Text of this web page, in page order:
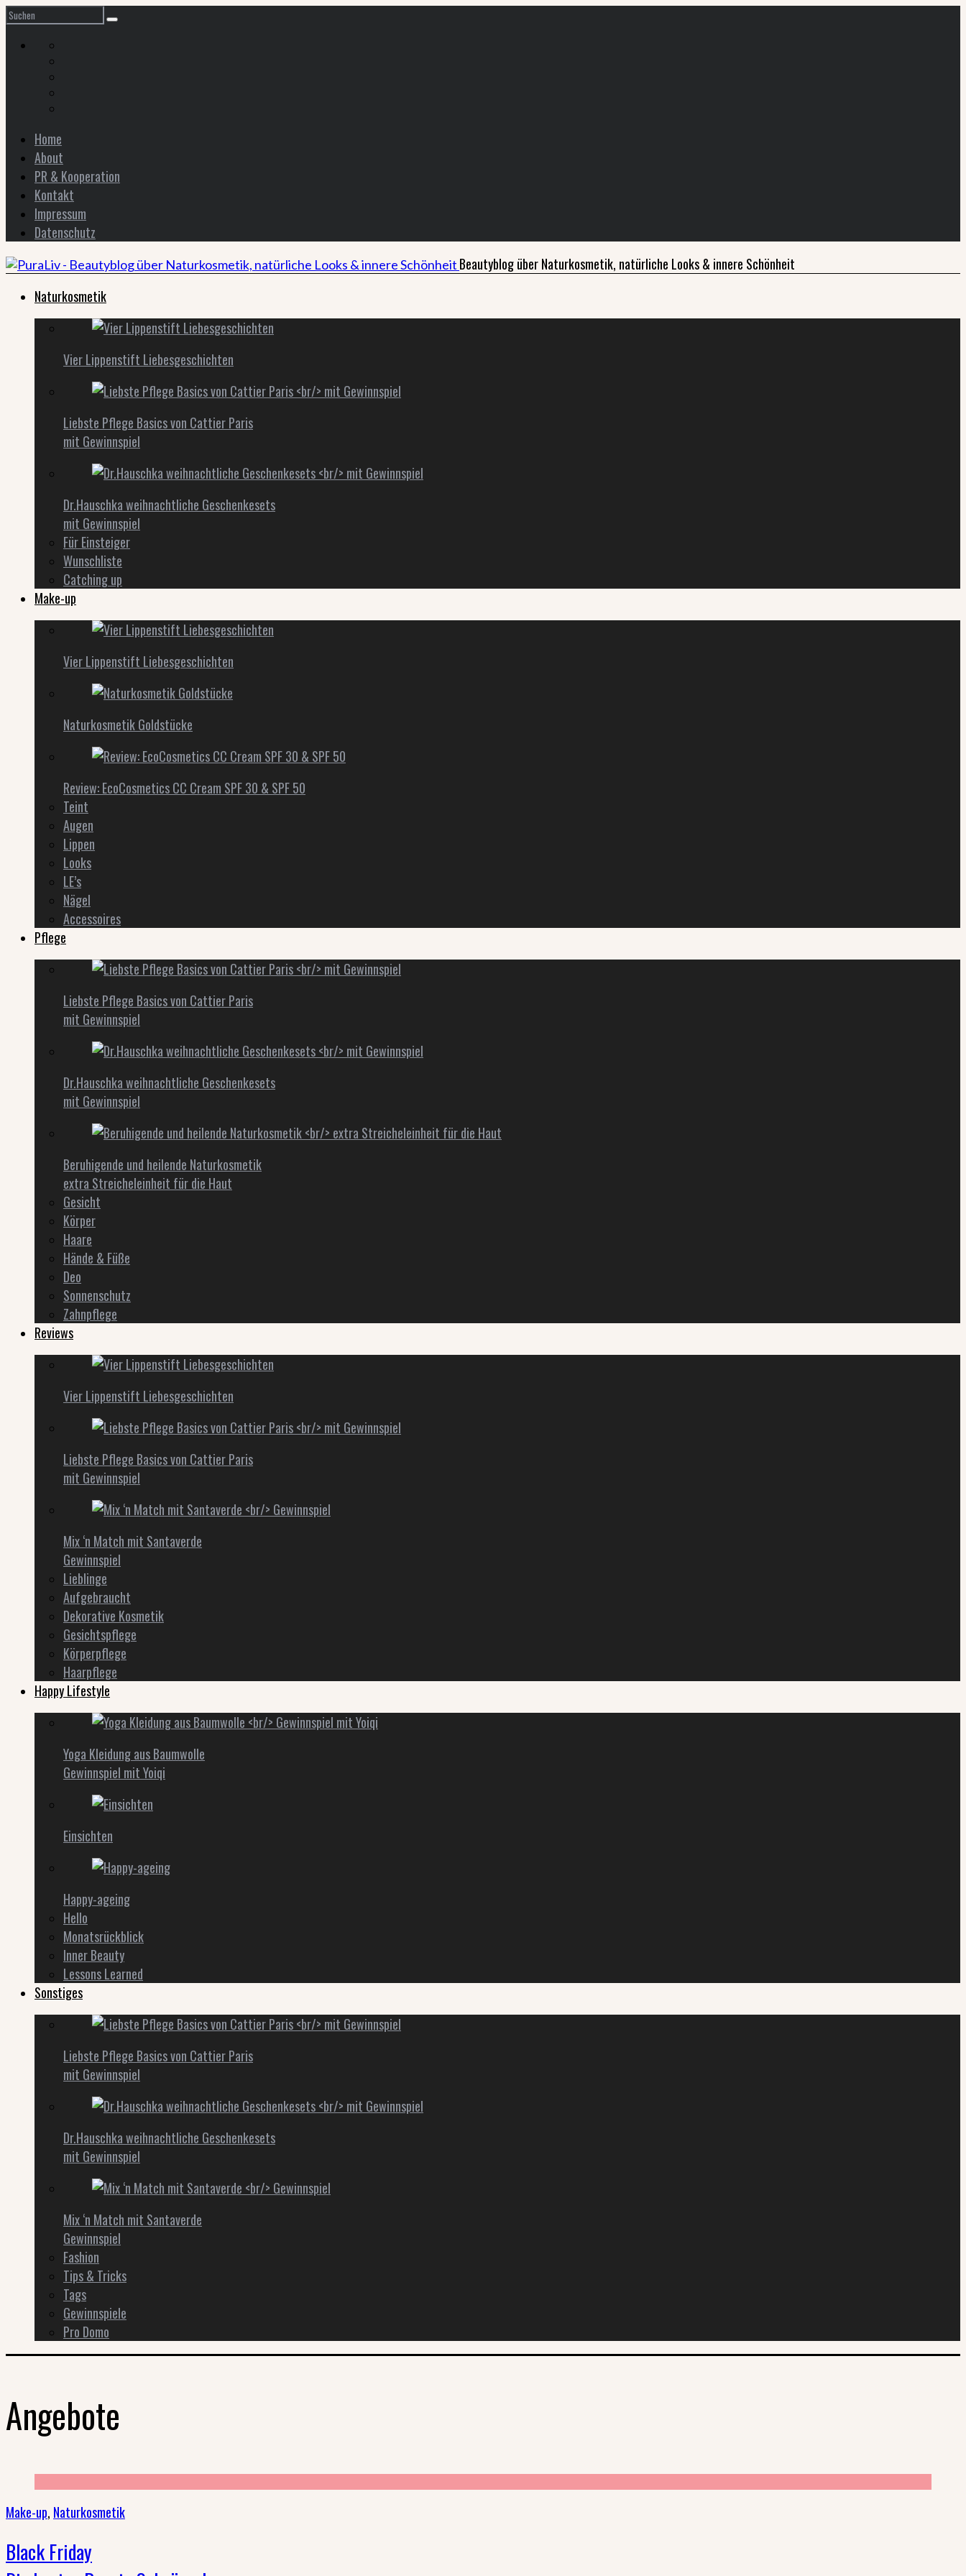
Home
About
PR & Kooperation
Kontakt
Impressum
Datenschutz
Beautyblog über Naturkosmetik, natürliche Looks & innere Schönheit
Naturkosmetik
Vier Lippenstift Liebesgeschichten
Liebste Pflege Basics von Cattier Paris
mit Gewinnspiel
Dr.Hauschka weihnachtliche Geschenkesets
mit Gewinnspiel
Für Einsteiger
Wunschliste
Catching up
Make-up
Vier Lippenstift Liebesgeschichten
Naturkosmetik Goldstücke
Review: EcoCosmetics CC Cream SPF 30 & SPF 50
Teint
Augen
Lippen
Looks
LE’s
Nägel
Accessoires
Pflege
Liebste Pflege Basics von Cattier Paris
mit Gewinnspiel
Dr.Hauschka weihnachtliche Geschenkesets
mit Gewinnspiel
Beruhigende und heilende Naturkosmetik
extra Streicheleinheit für die Haut
Gesicht
Körper
Haare
Hände & Füße
Deo
Sonnenschutz
Zahnpflege
Reviews
Vier Lippenstift Liebesgeschichten
Liebste Pflege Basics von Cattier Paris
mit Gewinnspiel
Mix ‘n Match mit Santaverde
Gewinnspiel
Lieblinge
Aufgebraucht
Dekorative Kosmetik
Gesichtspflege
Körperpflege
Haarpflege
Happy Lifestyle
Yoga Kleidung aus Baumwolle
Gewinnspiel mit Yoiqi
Einsichten
Happy-ageing
Hello
Monatsrückblick
Inner Beauty
Lessons Learned
Sonstiges
Liebste Pflege Basics von Cattier Paris
mit Gewinnspiel
Dr.Hauschka weihnachtliche Geschenkesets
mit Gewinnspiel
Mix ‘n Match mit Santaverde
Gewinnspiel
Fashion
Tips & Tricks
Tags
Gewinnspiele
Pro Domo
Angebote
Make-up, Naturkosmetik
Black Friday